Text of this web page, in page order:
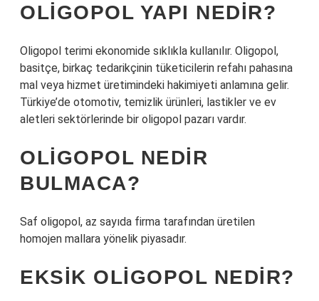
OLIGOPOL YAPI NEDIR?
Oligopol terimi ekonomide sıklıkla kullanılır. Oligopol,
basitçe, birkaç tedarikçinin tüketicilerin refahı pahasına
mal veya hizmet üretimindeki hakimiyeti anlamına gelir.
Türkiye’de otomotiv, temizlik ürünleri, lastikler ve ev
aletleri sektörlerinde bir oligopol pazarı vardır.
OLIGOPOL NEDIR
BULMACA?
Saf oligopol, az sayıda firma tarafından üretilen
homojen mallara yönelik piyasadır.
EKSIK OLIGOPOL NEDIR?